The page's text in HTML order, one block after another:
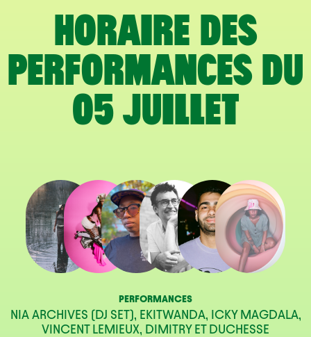
HORAIRE DES
PERFORMANCES DU
05 JUILLET
PERFORMANCES
NIA ARCHIVES (DJ SET), EKITWANDA, ICKY MAGDALA,
VINCENT LEMIEUX, DIMITRY ET DUCHESSE